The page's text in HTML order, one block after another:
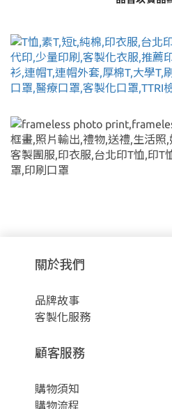
關於我們
品牌故事
客製化服務
顧客服務
購物須知
購物流程